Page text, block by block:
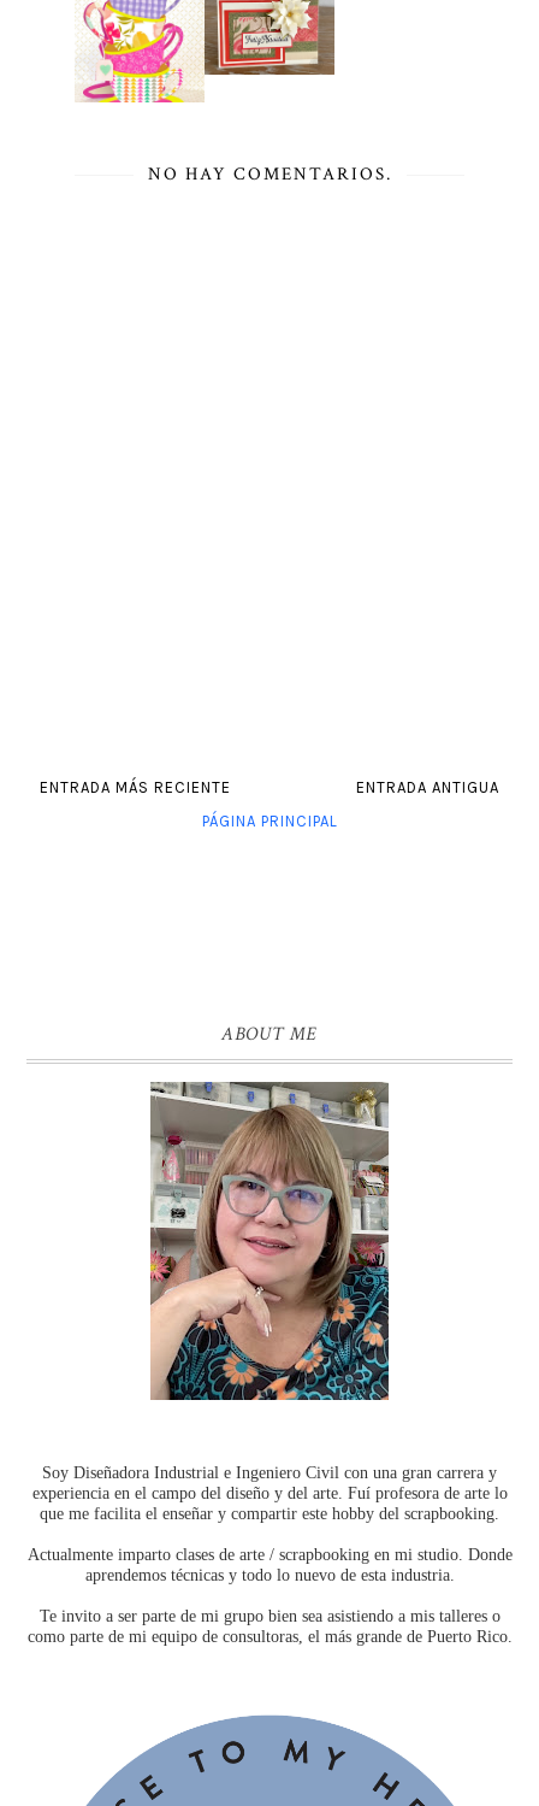
NO HAY COMENTARIOS.
ENTRADA MÁS RECIENTE
ENTRADA ANTIGUA
PÁGINA PRINCIPAL
ABOUT ME
Soy Diseñadora Industrial e Ingeniero Civil con una gran carrera y
experiencia en el campo del diseño y del arte. Fuí profesora de arte lo
que me facilita el enseñar y compartir este hobby del scrapbooking.
Actualmente imparto clases de arte / scrapbooking en mi studio. Donde
aprendemos técnicas y todo lo nuevo de esta industria.
Te invito a ser parte de mi grupo bien sea asistiendo a mis talleres o
como parte de mi equipo de consultoras, el más grande de Puerto Rico.